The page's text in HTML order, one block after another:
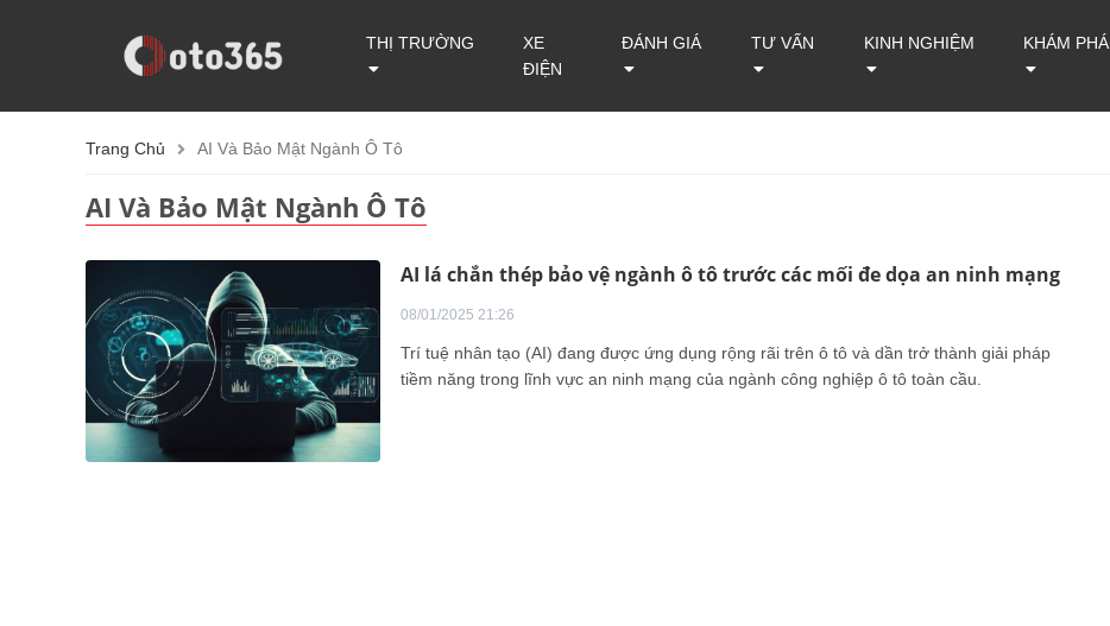
THỊ TRƯỜNG
XE
ĐIỆN
ĐÁNH GIÁ TƯ VẤN KINH NGHIỆM KHÁM PHÁ
Trang Chủ AI Và Bảo Mật Ngành Ô Tô
AI Và Bảo Mật Ngành Ô Tô
AI lá chắn thép bảo vệ ngành ô tô trước các mối đe dọa an ninh mạng
08/01/2025 21:26
Trí tuệ nhân tạo (AI) đang được ứng dụng rộng rãi trên ô tô và dần trở thành giải pháp
tiềm năng trong lĩnh vực an ninh mạng của ngành công nghiệp ô tô toàn cầu.